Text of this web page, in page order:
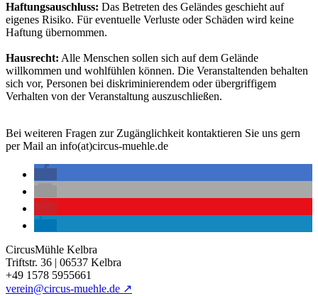
Haftungsauschluss: Das Betreten des Geländes geschieht auf
eigenes Risiko. Für eventuelle Verluste oder Schäden wird keine
Haftung übernommen.
Hausrecht: Alle Menschen sollen sich auf dem Gelände
willkommen und wohlfühlen können. Die Veranstaltenden behalten
sich vor, Personen bei diskriminierendem oder übergriffigem
Verhalten von der Veranstaltung auszuschließen.
Bei weiteren Fragen zur Zugänglichkeit kontaktieren Sie uns gern
per Mail an info(at)circus-muehle.de
CircusMühle Kelbra
Triftstr. 36 | 06537 Kelbra
+49 1578 5955661
verein@circus-muehle.de ↗